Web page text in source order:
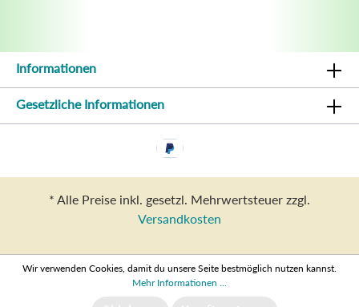
Informationen
Gesetzliche Informationen
* Alle Preise inkl. gesetzl. Mehrwertsteuer zzgl.
Versandkosten
Wir verwenden Cookies, damit du unsere Seite bestmöglich nutzen kannst.
Mehr Informationen ...